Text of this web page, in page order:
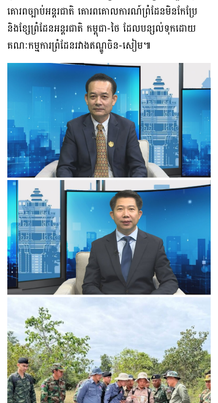
គោរពច្បាប់អន្តរជាតិ គោរពគោលការណ៍ព្រំដែនមិនកែប្រែ
និងខ្សែព្រំដែនអន្តរជាតិ កម្ពុជា-ថៃ ដែលបន្សល់ទុកដោយ
គណៈកម្មការព្រំដែនរវាងឥណ្ឌូចិន-សៀម៕